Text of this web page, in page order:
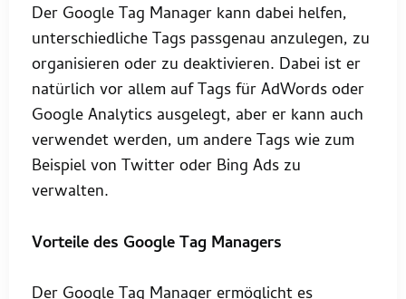
Der Google Tag Manager kann dabei helfen,
unterschiedliche Tags passgenau anzulegen, zu
organisieren oder zu deaktivieren. Dabei ist er
natürlich vor allem auf Tags für AdWords oder
Google Analytics ausgelegt, aber er kann auch
verwendet werden, um andere Tags wie zum
Beispiel von Twitter oder Bing Ads zu
verwalten.
Vorteile des Google Tag Managers